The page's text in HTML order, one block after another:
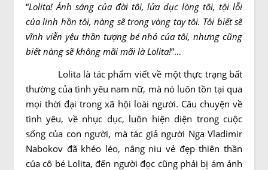
“Lolita! Ánh sáng của đời tôi, lửa dục lòng tôi, tội lỗi
của linh hồn tôi, nàng sẽ trong vòng tay tôi. Tôi biết sẽ
vĩnh viễn yêu thần tượng bé nhỏ của tôi, nhưng cũng
biết nàng sẽ không mãi mãi là Lolita!”…
Lolita là tác phẩm viết về một thực trạng bất
thường của tình yêu nam nữ, mà nó luôn tồn tại qua
mọi thời đại trong xã hội loài người. Câu chuyện về
tình yêu, về nhục dục, luôn hiện diện trong cuộc
sống của con người, mà tác giả người Nga Vladimir
Nabokov đã khéo léo, nâng niu vẻ đẹp thiên thần
của cô bé Lolita, đến người đọc cũng phải bị ám ảnh